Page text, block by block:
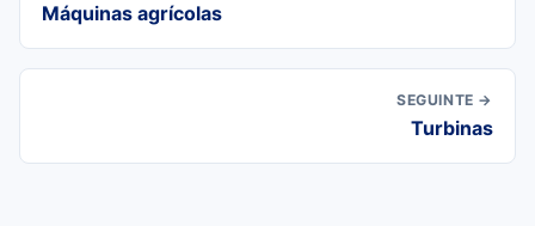
Máquinas agrícolas
SEGUINTE →
Turbinas